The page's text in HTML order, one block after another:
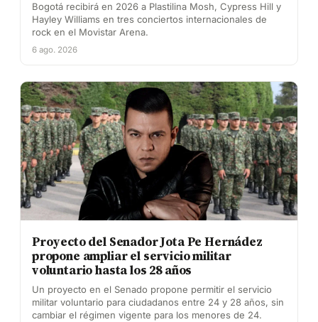
Bogotá recibirá en 2026 a Plastilina Mosh, Cypress Hill y
Hayley Williams en tres conciertos internacionales de
rock en el Movistar Arena.
6 ago. 2026
Proyecto del Senador Jota Pe Hernádez
propone ampliar el servicio militar
voluntario hasta los 28 años
Un proyecto en el Senado propone permitir el servicio
militar voluntario para ciudadanos entre 24 y 28 años, sin
cambiar el régimen vigente para los menores de 24.